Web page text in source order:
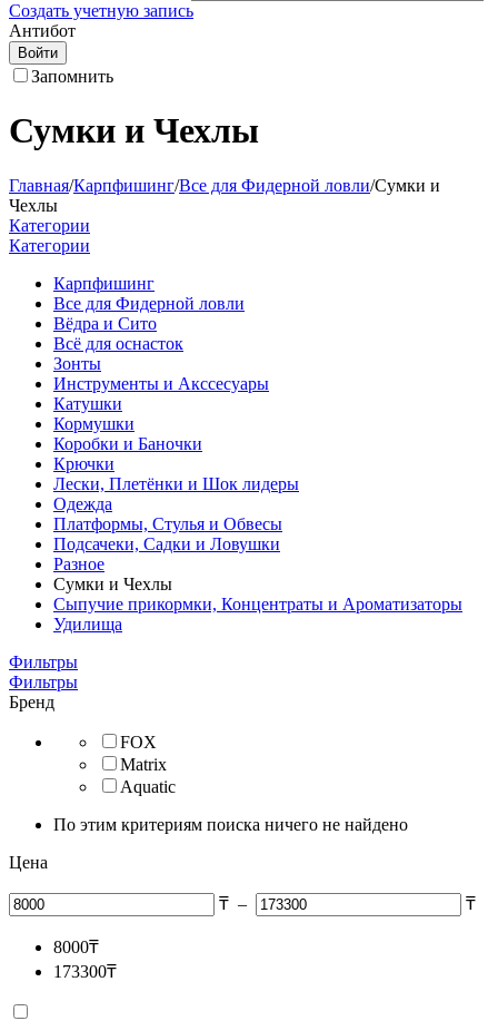
Создать учетную запись
Антибот
Войти
Запомнить
Сумки и Чехлы
Главная/Карпфишинг/Все для Фидерной ловли/Сумки и
Чехлы
Категории
Категории
Карпфишинг
Все для Фидерной ловли
Вёдра и Сито
Всё для оснасток
Зонты
Инструменты и Акссесуары
Катушки
Кормушки
Коробки и Баночки
Крючки
Лески, Плетёнки и Шок лидеры
Одежда
Платформы, Стулья и Обвесы
Подсачеки, Садки и Ловушки
Разное
Сумки и Чехлы
Сыпучие прикормки, Концентраты и Ароматизаторы
Удилища
Фильтры
Фильтры
Бренд
FOX
Matrix
Aquatic
По этим критериям поиска ничего не найдено
Цена
₸ – ₸
8000₸
173300₸